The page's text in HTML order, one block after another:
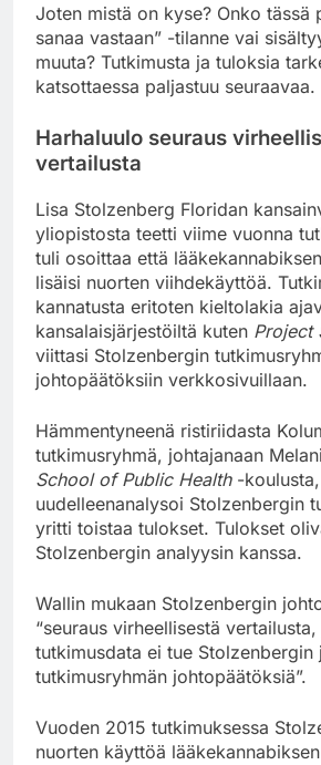
Joten mistä on kyse? Onko tässä
sanaa vastaan” -tilanne vai
muuta? Tutkimusta ja tuloksia
katsottaessa paljastuu seuraavaa.
Harhaluulo seuraus
vertailusta
Lisa Stolzenberg Floridan
yliopistosta teetti viime vuonna
tuli osoittaa että
lisäisi nuorten viihdekäyttöä.
kannatusta eritoten kieltolakia
kansalaisjärjestöiltä kuten Project
viittasi Stolzenbergin
johtopäätöksiin verkkosivuillaan.
Hämmentyneenä ristiriidasta
tutkimusryhmä, johtajanaan
School of Public Health-koulusta,
uudelleenanalysoi Stolzenbergin
yritti toistaa tulokset. Tulokset
Stolzenbergin analyysin kanssa.
Wallin mukaan Stolzenbergin
“seuraus virheellisestä
tutkimusdata ei tue Stolzenbergin
tutkimusryhmän johtopäätöksiä”.
Vuoden 2015 tutkimuksessa
nuorten käyttöä